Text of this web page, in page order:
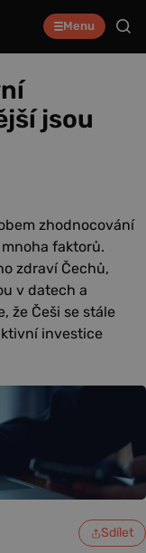
Menu
jsou
zhodnocování
faktorů.
zdraví Čechů,
v datech a
že Češi se stále
investice
Sdílet